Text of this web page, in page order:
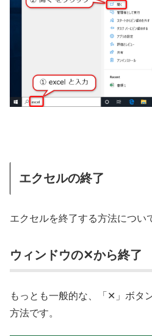
エクセルの終了
エクセルを終了する方法につい
ウィンドウの✕から終了
もっとも一般的な、「✕」ボタ
方法です。